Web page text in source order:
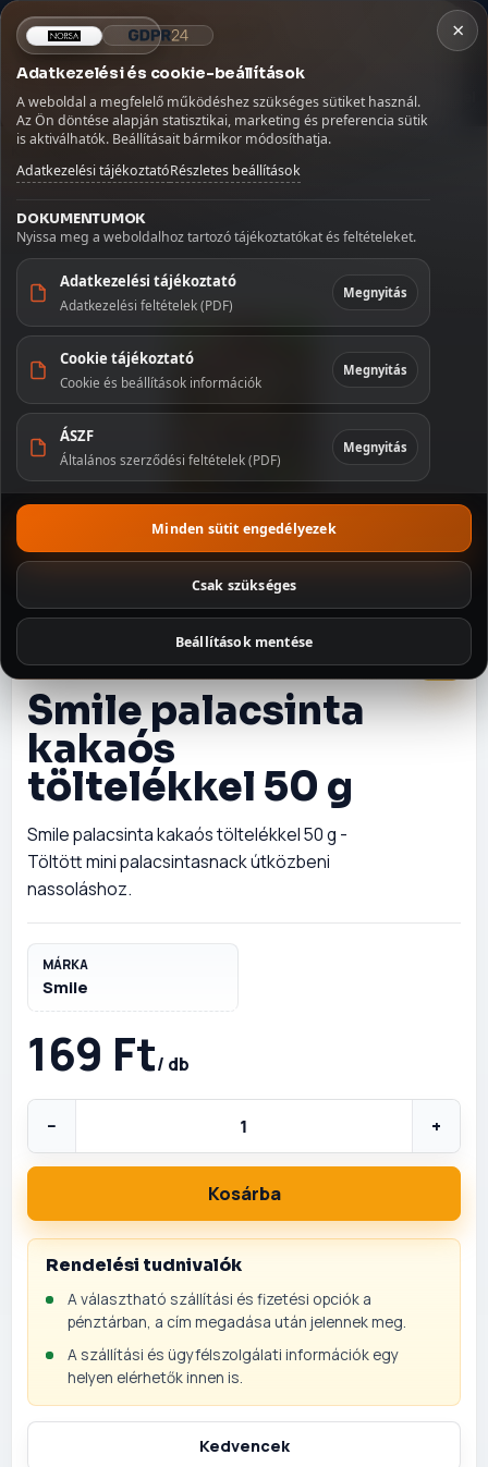
Kávé Szörpök Üdítők és italok Szószok és fűszerek
NORSA CO BT
MENÜ
🏠 Kezdőlap
🚚 Szállítás
👤 Fiókom
Kapcsolat
KATEGÓRIÁK
Kávé
Szörpök
Üdítők és
italok
fűszerek
Illatosítók és
háztartás
Csomagajánl
atok
Smile palacsinta kakaós töltelékkel 50 g
Smile palacsinta
kakaós
töltelékkel 50 g
Smile palacsinta kakaós töltelékkel 50 g -
Töltött mini palacsintasnack útközbeni
nassoláshoz.
MÁRKA
Smile
169 Ft/ db
− +
Kosárba
Rendelési tudnivalók
A választható szállítási és fizetési opciók a
pénztárban, a cím megadása után jelennek meg.
A szállítási és ügyfélszolgálati információk egy
helyen elérhetők innen is.
Kosár ×
Betöltés...
Fontos szállítási információ
Szabadság miatt az augusztus 9–16. között leadott
rendeléseket augusztus 17-én, hétfőn adjuk fel.
Köszönjük megértését!
×
Adatkezelési és cookie-beállítások
A weboldal a megfelelő működéshez szükséges sütiket használ.
Az Ön döntése alapján statisztikai, marketing és preferencia sütik
is aktiválhatók. Beállításait bármikor módosíthatja.
Adatkezelési tájékoztatóRészletes beállítások
DOKUMENTUMOK
Nyissa meg a weboldalhoz tartozó tájékoztatókat és feltételeket.
Adatkezelési tájékoztató
Adatkezelési feltételek (PDF)
Megnyitás
Cookie tájékoztató
Cookie és beállítások információk
Megnyitás
ÁSZF
Általános szerződési feltételek (PDF)
Megnyitás
Minden sütit engedélyezek
Csak szükséges
Beállítások mentése